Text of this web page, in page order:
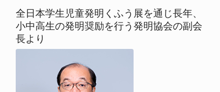
全日本学生児童発明くふう展を通じ長年、
小中高生の発明奨励を行う発明協会の副会
長より